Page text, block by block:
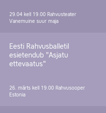
29.04 kell 19.00 Rahvusteater
Vanemuine suur maja
Eesti Rahvusballetil
esietendub "Asjatu
ettevaatus"
26. märts kell 19.00 Rahvusooper
Estonia